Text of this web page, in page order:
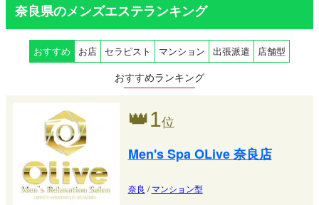
奈良県のメンズエステランキング
おすすめ お店 セラピスト マンション 出張派遣 店舗型
おすすめランキング
👑1位
Men's Spa OLive 奈良店
奈良 /マンション型